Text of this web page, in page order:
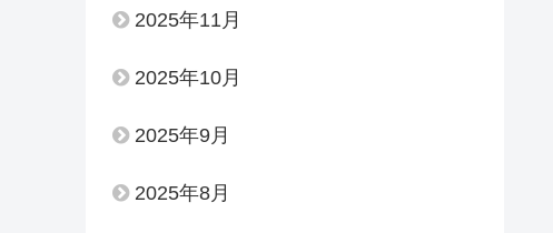
2025年11月
2025年10月
2025年9月
2025年8月